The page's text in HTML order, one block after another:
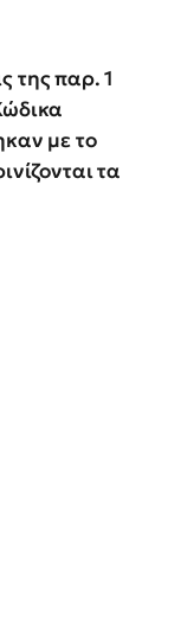
της παρ. 1
με το
τα